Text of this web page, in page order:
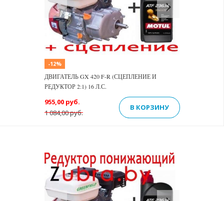
-12%
ДВИГАТЕЛЬ GX 420 F-R (СЦЕПЛЕНИЕ И
РЕДУКТОР 2:1) 16 Л.С.
1 084,00 руб.
955,00 руб.
В КОРЗИНУ
Previous